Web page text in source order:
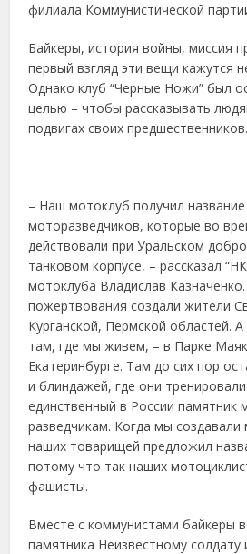
филиала Коммунистической
Байкеры, история войны, миссия
первый взгляд эти вещи кажутся
Однако клуб “Черные Ножи” был
целью – чтобы рассказывать
подвигах своих предшественников.
– Наш мотоклуб получил
моторазведчиков, которые во
действовали при Уральском
танковом корпусе, – рассказал
мотоклуба Владислав
пожертвования создали жители
Курганской, Пермской областей.
там, где мы живем, – в Парке
Екатеринбурге. Там до сих пор
и блиндажей, где они
единственный в России памятник
разведчикам. Когда мы создавали
наших товарищей предложил
потому что так наших
фашисты.
Вместе с коммунистами байкеры
памятника Неизвестному солдату